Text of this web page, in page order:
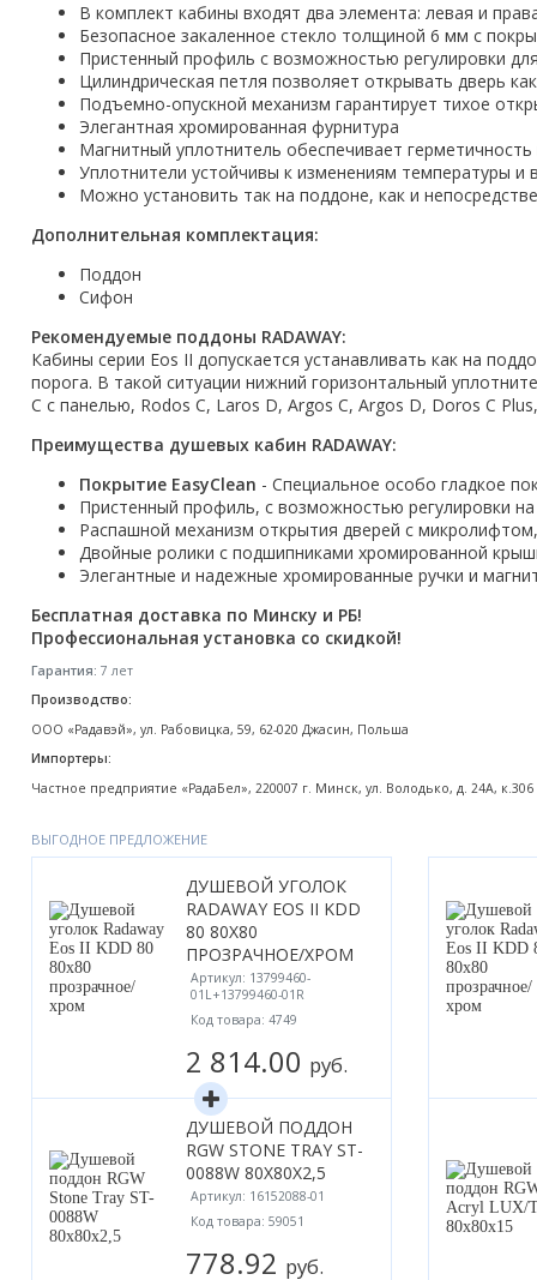
Сифоны и донные клапаны
Люки
Дом и сад
Готовые кухни
Акции
В комплект кабины входят два элемента: левая и
Безопасное закаленное стекло толщиной 6 мм с
Пристенный профиль с возможностью регулировки
Цилиндрическая петля позволяет открывать дверь
Подъемно-опускной механизм гарантирует тихое
Элегантная хромированная фурнитура
Магнитный уплотнитель обеспечивает
Уплотнители устойчивы к изменениям температуры и
Можно установить так на поддоне, как и
Дополнительная комплектация:
Поддон
Сифон
Рекомендуемые поддоны RADAWAY:
Кабины серии Eos II допускается устанавливать как на
порога. В такой ситуации нижний горизонтальный
C с панелью, Rodos C, Laros D, Argos C, Argos D, Doros C
Преимущества душевых кабин RADAWAY:
Покрытие EasyClean - Специальное особо гладкое
Пристенный профиль, с возможностью регулировки на
Распашной механизм открытия дверей с
Двойные ролики с подшипниками хромированной
Элегантные и надежные хромированные ручки и
Бесплатная доставка по Минску и РБ!
Профессиональная установка со скидкой!
Гарантия: 7 лет
Производство:
ООО «Радавэй», ул. Рабовицка, 59, 62-020 Джасин, Польша
Импортеры:
Частное предприятие «РадаБел», 220007 г. Минск, ул. Володько, д. 24А, к.306
ВЫГОДНОЕ ПРЕДЛОЖЕНИЕ
ДУШЕВОЙ УГОЛОК
RADAWAY EOS II KDD
80 80Х80
ПРОЗРАЧНОЕ/ХРОМ
Артикул: 13799460-
01L+13799460-01R
Код товара: 4749
2 814.00 руб.
ДУШЕВОЙ ПОДДОН
RGW STONE TRAY ST-
0088W 80Х80X2,5
Артикул: 16152088-01
Код товара: 59051
778.92 руб.